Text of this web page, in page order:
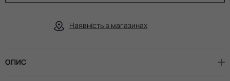
Наявність в магазинах
ОПИС